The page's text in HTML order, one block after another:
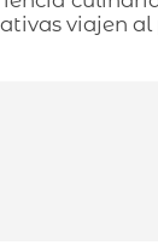
viajen